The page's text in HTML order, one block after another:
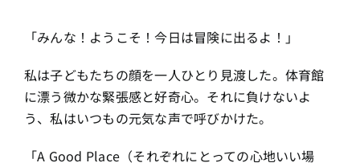
「みんな！ようこそ！今日は冒険に出るよ！」
私は子どもたちの顔を一人ひとり見渡した。体育館
に漂う微かな緊張感と好奇心。それに負けないよ
う、私はいつもの元気な声で呼びかけた。
「A Good Place（それぞれにとっての心地いい場